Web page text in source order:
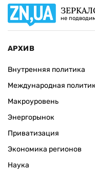
не
АРХИВ
Внутренняя политика
Международная
Макроуровень
Энергорынок
Приватизация
Экономика регионов
Наука